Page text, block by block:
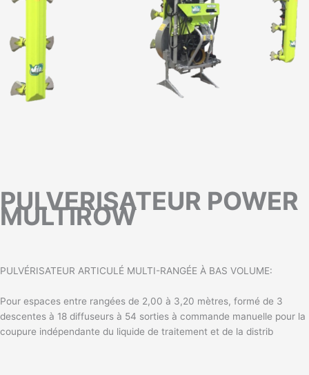
PULVERISATEUR POWER
MULTIROW
PULVÉRISATEUR ARTICULÉ MULTI-RANGÉE À BAS VOLUME:
Pour espaces entre rangées de 2,00 à 3,20 mètres, formé de 3
descentes à 18 diffuseurs à 54 sorties à commande manuelle pour la
coupure indépendante du liquide de traitement et de la distrib